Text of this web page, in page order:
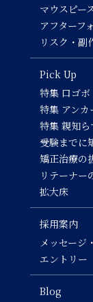
マウスピー
アフターフ
リスク・副
Pick Up
特集 口ゴボ
特集 アンカ
特集 親知
受験までに
矯正治療の
リテーナー
拡大床
採用案内
メッセージ
エントリー
Blog